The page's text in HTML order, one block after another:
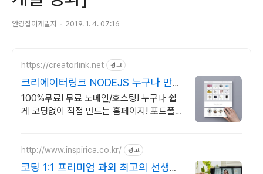
안경잡이개발자 2019. 1. 4. 07:16
https://creatorlink.net 광고
크리에이터링크 NODEJS 누구나 만드
는 홈페이지
100%무료! 무료 도메인/호스팅! 누구나 쉽
게 코딩없이 직접 만드는 홈페이지! 포트폴리
http://www.inspirica.co.kr/ 광고
코딩 1:1 프리미엄 과외 최고의 선생님